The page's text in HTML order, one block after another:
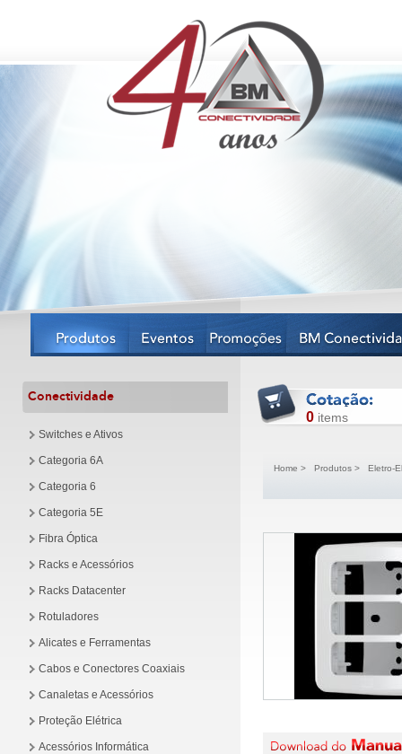
Conectividade
Switches e Ativos
Categoria 6A
Categoria 6
Categoria 5E
Fibra Óptica
Racks e Acessórios
Racks Datacenter
Rotuladores
Alicates e Ferramentas
Cabos e Conectores Coaxiais
Canaletas e Acessórios
Proteção Elétrica
Acessórios Informática
0 items
Home > Produtos > Eletro-